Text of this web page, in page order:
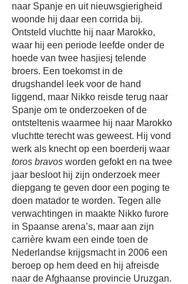
naar Spanje en uit nieuwsgierigheid
woonde hij daar een corrida bij.
Ontsteld vluchtte hij naar Marokko,
waar hij een periode leefde onder de
hoede van twee hasjiesj telende
broers. Een toekomst in de
drugshandel leek voor de hand
liggend, maar Nikko reisde terug naar
Spanje om te onderzoeken of de
ontsteltenis waarmee hij naar Marokko
vluchtte terecht was geweest. Hij vond
werk als knecht op een boerderij waar
toros bravos worden gefokt en na twee
jaar besloot hij zijn onderzoek meer
diepgang te geven door een poging te
doen matador te worden. Tegen alle
verwachtingen in maakte Nikko furore
in Spaanse arena’s, maar aan zijn
carrière kwam een einde toen de
Nederlandse krijgsmacht in 2006 een
beroep op hem deed en hij afreisde
naar de Afghaanse provincie Uruzgan.